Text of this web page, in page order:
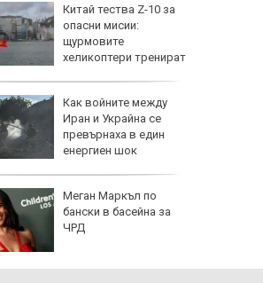
Китай тества Z-10 за
опасни мисии:
щурмовите
хеликоптери тренират
Как войните между
Иран и Украйна се
превърнаха в един
енергиен шок
Меган Маркъл по
бански в басейна за
ЧРД